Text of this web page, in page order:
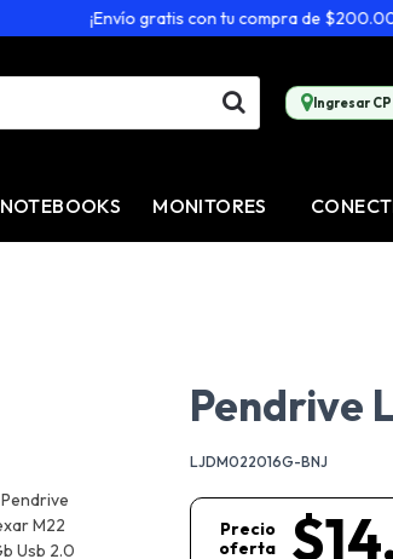
¡Envío gratis con tu compra de $200.000
Ingresar
NOTEBOOKS MONITORES
Pendrive
LJDM022016G-BNJ
Precio
oferta